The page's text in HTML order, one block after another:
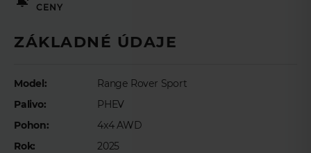
CENY
Meno *
E-mail
ZÁKLADNÉ ÚDAJE
Model:
Range Rover Sport
Palivo:
PHEV
Pohon:
4x4 AWD
Rok:
2025